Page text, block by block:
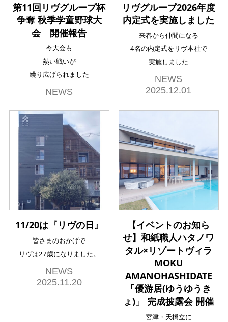
第11回リヴグループ杯
争奪 秋季学童野球大
会 開催報告
今大会も
熱い戦いが
繰り広げられました
NEWS
リヴグループ2026年度
内定式を実施しました
来春から仲間になる
4名の内定式をリヴ本社で
実施しました
NEWS
2025.12.01
11/20は『リヴの日』
皆さまのおかげで
リヴは27歳になりました。
NEWS
2025.11.20
【イベントのお知ら
せ】和紙職人ハタノワ
タル×リゾートヴィラ
MOKU
AMANOHASHIDATE
「優游居(ゆうゆうき
ょ)」 完成披露会 開催
宮津・天橋立に